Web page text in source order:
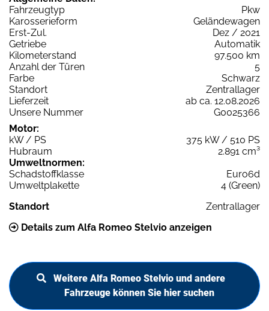
Fahrzeugtyp
Pkw
Karosserieform
Geländewagen
Erst-Zul.
Dez / 2021
Getriebe
Automatik
Kilometerstand
97.500 km
Anzahl der Türen
5
Farbe
Schwarz
Standort
Zentrallager
Lieferzeit
ab ca. 12.08.2026
Unsere Nummer
G0025366
Motor:
kW / PS
375 kW / 510 PS
Hubraum
2.891 cm³
Umweltnormen:
Schadstoffklasse
Euro6d
Umweltplakette
4 (Green)
Standort
Zentrallager
Details zum Alfa Romeo Stelvio anzeigen
Weitere Alfa Romeo Stelvio und andere
Fahrzeuge können Sie hier suchen